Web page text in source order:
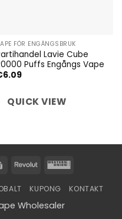
FÖR ENGÅNGSBRUK
Lavie Cube
Puffs Engångs Vape
6.09
QUICK VIEW
Invoice RevolutWestern
KUPONG KONTAKT
Wholesaler